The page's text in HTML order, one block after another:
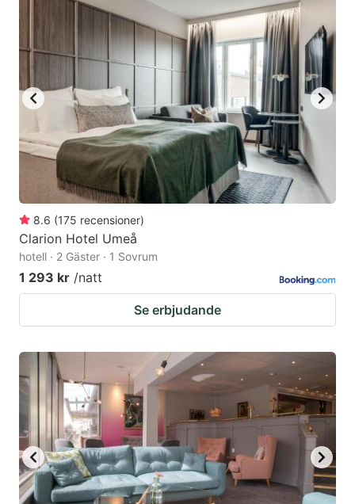
8.6 (175 recensioner)
Clarion Hotel Umeå
hotell · 2 Gäster · 1 Sovrum
1 293 kr /natt
Se erbjudande